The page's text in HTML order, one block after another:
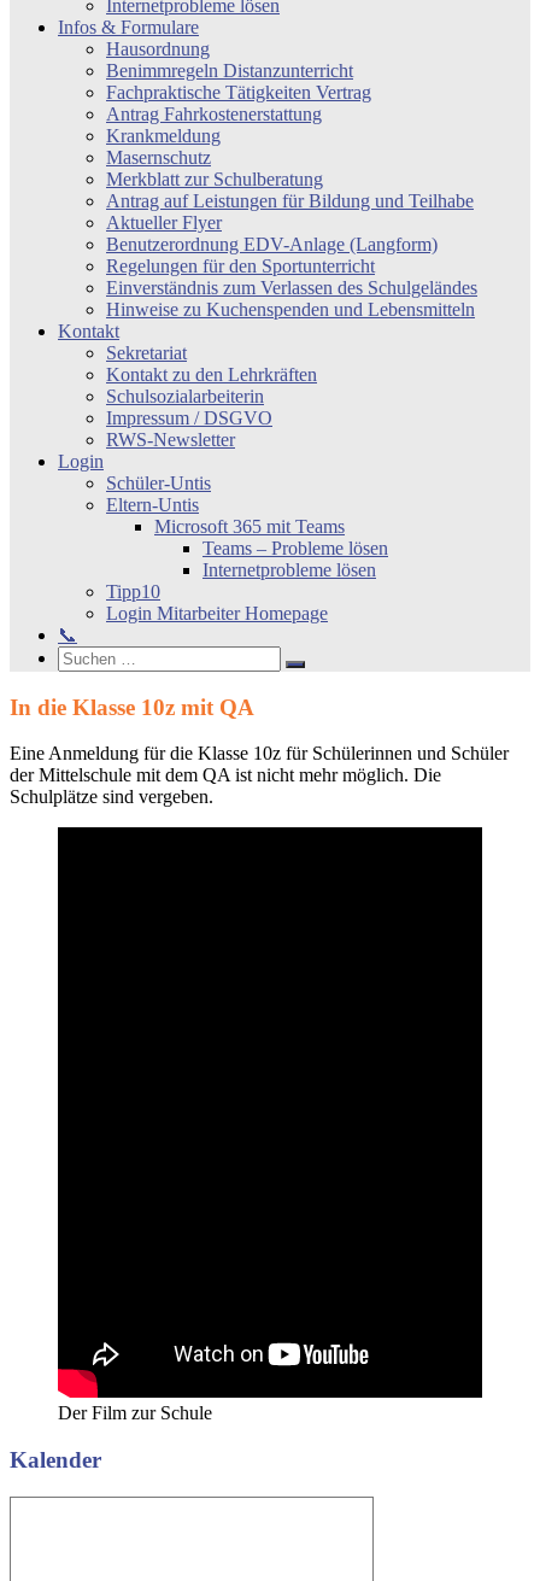
Internetprobleme lösen
Infos & Formulare
Hausordnung
Benimmregeln Distanzunterricht
Fachpraktische Tätigkeiten Vertrag
Antrag Fahrkostenerstattung
Krankmeldung
Masernschutz
Merkblatt zur Schulberatung
Antrag auf Leistungen für Bildung und Teilhabe
Aktueller Flyer
Benutzerordnung EDV-Anlage (Langform)
Regelungen für den Sportunterricht
Einverständnis zum Verlassen des Schulgeländes
Hinweise zu Kuchenspenden und Lebensmitteln
Kontakt
Sekretariat
Kontakt zu den Lehrkräften
Schulsozialarbeiterin
Impressum / DSGVO
RWS-Newsletter
Login
Schüler-Untis
Eltern-Untis
Microsoft 365 mit Teams
Teams – Probleme lösen
Internetprobleme lösen
Tipp10
Login Mitarbeiter Homepage
📞
Search
Suchen
nach:
Suchen
In die Klasse 10z mit QA
Eine Anmeldung für die Klasse 10z für Schülerinnen und Schüler
der Mittelschule mit dem QA ist nicht mehr möglich. Die
Schulplätze sind vergeben.
Der Film zur Schule
Kalender